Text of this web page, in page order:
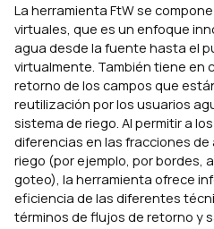
La herramienta FtW se
virtuales, que es un enfoque
agua desde la fuente hasta el
virtualmente. También tiene en
retorno de los campos que
reutilización por los usuarios
sistema de riego. Al permitir a
diferencias en las fracciones
riego (por ejemplo, por bordes,
goteo), la herramienta ofrece
eficiencia de las diferentes
términos de flujos de retorno y